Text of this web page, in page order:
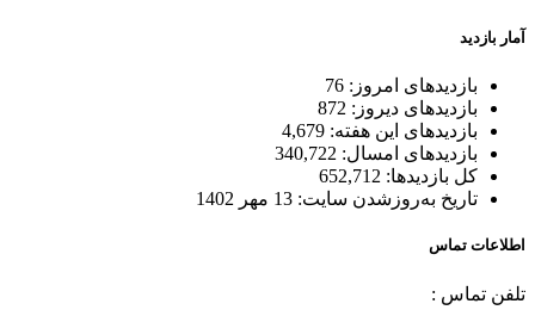
آمار بازدید
بازدیدهای امروز: 76
بازدیدهای دیروز: 872
بازدیدهای این هفته: 4,679
بازدیدهای امسال: 340,722
کل بازدیدها: 652,712
تاریخ به‌روزشدن سایت: 13 مهر 1402
اطلاعات تماس
تلفن تماس :